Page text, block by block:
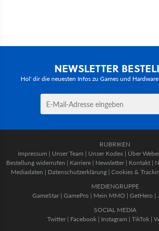
NEWSLETTER
Hol' dir die neuesten Infos zu Games und
RUBRIKEN
Impressum | Unser Team | Unser Kodex | Über
Bestellung widerrufen | Karriere | Newsletter | Kontakt |
Mediadaten | Datenschutzerklärung | Cookies &
MEDIENGRUPPE
GameStar| GamePro | Mein MMO | GetHero |
SOCIAL MEDIA
Twitter | Facebook | Instagram | TikTok |